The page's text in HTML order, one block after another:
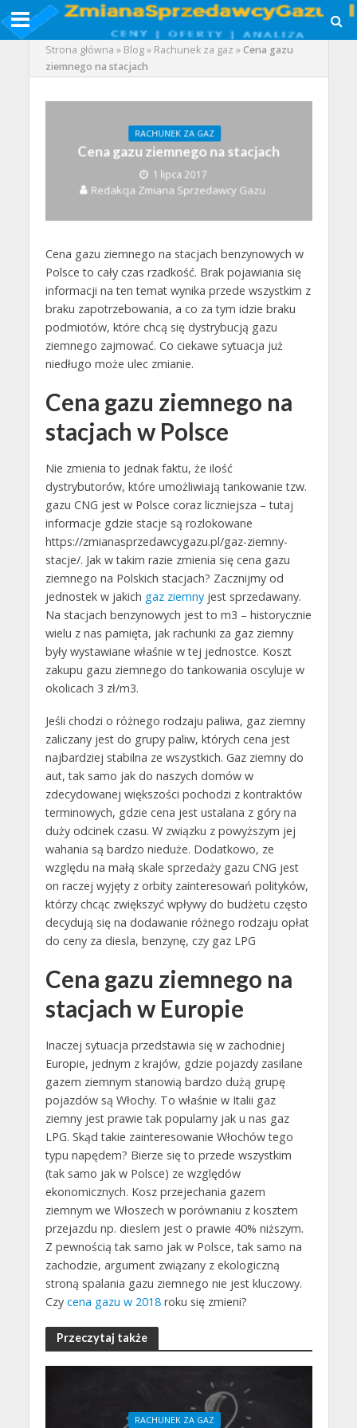
Strona główna » Blog» Rachunek za gaz »Cena gazu
ziemnego na stacjach
RACHUNEK ZA GAZ
Cena gazu ziemnego na stacjach
1 lipca 2017
Redakcja Zmiana Sprzedawcy Gazu
Cena gazu ziemnego na stacjach benzynowych w
Polsce to cały czas rzadkość. Brak pojawiania się
informacji na ten temat wynika przede wszystkim z
braku zapotrzebowania, a co za tym idzie braku
podmiotów, które chcą się dystrybucją gazu
ziemnego zajmować. Co ciekawe sytuacja już
niedługo może ulec zmianie.
Cena gazu ziemnego na
stacjach w Polsce
Nie zmienia to jednak faktu, że ilość
dystrybutorów, które umożliwiają tankowanie tzw.
gazu CNG jest w Polsce coraz liczniejsza – tutaj
informacje gdzie stacje są rozlokowane
https://zmianasprzedawcygazu.pl/gaz-ziemny-
stacje/. Jak w takim razie zmienia się cena gazu
ziemnego na Polskich stacjach? Zacznijmy od
jednostek w jakich gaz ziemnyjest sprzedawany.
Na stacjach benzynowych jest to m3 – historycznie
wielu z nas pamięta, jak rachunki za gaz ziemny
były wystawiane właśnie w tej jednostce. Koszt
zakupu gazu ziemnego do tankowania oscyluje w
okolicach 3 zł/m3.
Jeśli chodzi o różnego rodzaju paliwa, gaz ziemny
zaliczany jest do grupy paliw, których cena jest
najbardziej stabilna ze wszystkich. Gaz ziemny do
aut, tak samo jak do naszych domów w
zdecydowanej większości pochodzi z kontraktów
terminowych, gdzie cena jest ustalana z góry na
duży odcinek czasu. W związku z powyższym jej
wahania są bardzo nieduże. Dodatkowo, ze
względu na małą skale sprzedaży gazu CNG jest
on raczej wyjęty z orbity zainteresowań polityków,
którzy chcąc zwiększyć wpływy do budżetu często
decydują się na dodawanie różnego rodzaju opłat
do ceny za diesla, benzynę, czy gaz LPG
Cena gazu ziemnego na
stacjach w Europie
Inaczej sytuacja przedstawia się w zachodniej
Europie, jednym z krajów, gdzie pojazdy zasilane
gazem ziemnym stanowią bardzo dużą grupę
pojazdów są Włochy. To właśnie w Italii gaz
ziemny jest prawie tak popularny jak u nas gaz
LPG. Skąd takie zainteresowanie Włochów tego
typu napędem? Bierze się to przede wszystkim
(tak samo jak w Polsce) ze względów
ekonomicznych. Kosz przejechania gazem
ziemnym we Włoszech w porównaniu z kosztem
przejazdu np. dieslem jest o prawie 40% niższym.
Z pewnością tak samo jak w Polsce, tak samo na
zachodzie, argument związany z ekologiczną
stroną spalania gazu ziemnego nie jest kluczowy.
Czy cena gazu w 2018roku się zmieni?
Przeczytaj także
RACHUNEK ZA GAZ